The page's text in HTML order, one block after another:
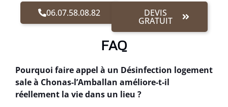
06.07.58.08.82 DEVIS
GRATUIT
FAQ
Pourquoi faire appel à un Désinfection logement
sale à Chonas-l’Amballan améliore-t-il
réellement la vie dans un lieu ?